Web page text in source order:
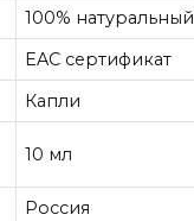
100% натуральный
EAC сертификат
Капли
10 мл
Россия